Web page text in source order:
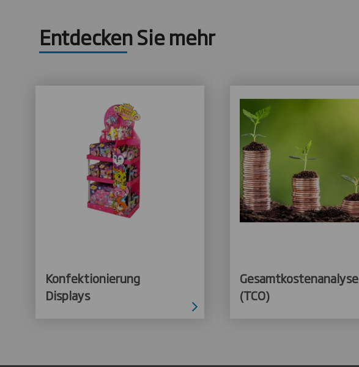
Entdecken Sie mehr
Konfektionierung
Displays
Gesamtkostenanalyse
(TCO)